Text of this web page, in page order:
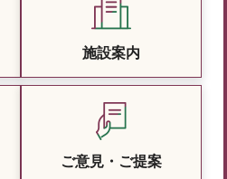
施設案内
ご意見・ご提案